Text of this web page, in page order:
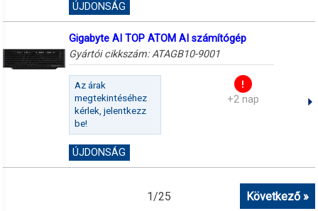
ÚJDONSÁG
Gigabyte AI TOP ATOM AI számítógép
Gyártói cikkszám:ATAGB10-9001
Az árak
megtekintéséhez
kérlek, jelentkezz
be!
+2 nap
ÚJDONSÁG
1/25 Következő »